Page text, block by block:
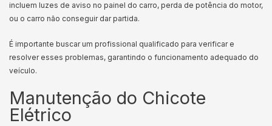
incluem luzes de aviso no painel do carro, perda de potência do motor,
ou o carro não conseguir dar partida.
É importante buscar um profissional qualificado para verificar e
resolver esses problemas, garantindo o funcionamento adequado do
veículo.
Manutenção do Chicote
Elétrico